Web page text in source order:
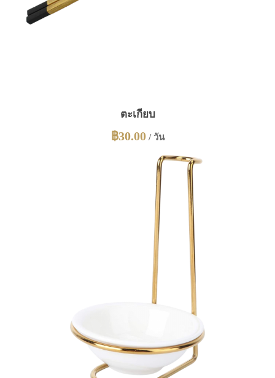
ตะเกียบ
฿30.00/ วัน